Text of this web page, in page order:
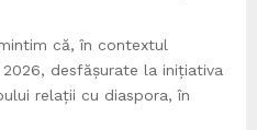
că, în contextul
desfășurate la inițiativa
relații cu diaspora, în